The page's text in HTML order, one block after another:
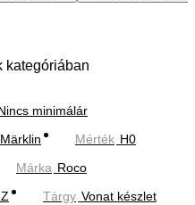
kategóriában
minimálár
Märklin Mérték H0
Márka Roco
Z Tárgy Vonat készlet